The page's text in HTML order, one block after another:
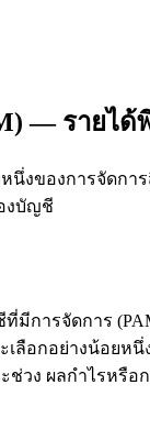
— รายได้
นึ่งของการจัดกา
งบัญชี
ที่มีการจัดการ
เลือกอย่างน้อย
ช่วง ผลกำไรหรื